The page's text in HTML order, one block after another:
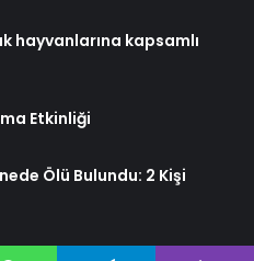
hayvanlarına kapsamlı
Etkinliği
Ölü Bulundu: 2 Kişi